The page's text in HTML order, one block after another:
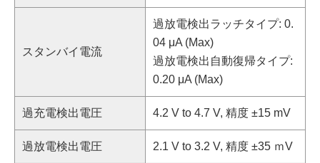
スタンバイ電流
過放電検出ラッチタイプ: 0.
04 μA (Max)
過放電検出自動復帰タイプ:
0.20 μA (Max)
過充電検出電圧 4.2 V to 4.7 V, 精度 ±15 mV
過放電検出電圧 2.1 V to 3.2 V, 精度 ±35 ｍV